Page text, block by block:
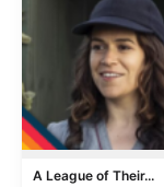
A League of Their...